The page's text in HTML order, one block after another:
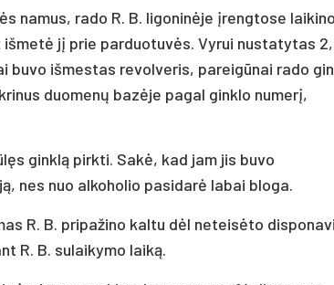
namus, rado R. B. ligoninėje įrengtose
jį prie parduotuvės. Vyrui nustatytas
buvo išmestas revolveris, pareigūnai rado
duomenų bazėje pagal ginklo numerį,
ginklą pirkti. Sakė, kad jam jis buvo
nes nuo alkoholio pasidarė labai bloga.
R. B. pripažino kaltu dėl neteisėto
R. B. sulaikymo laiką.